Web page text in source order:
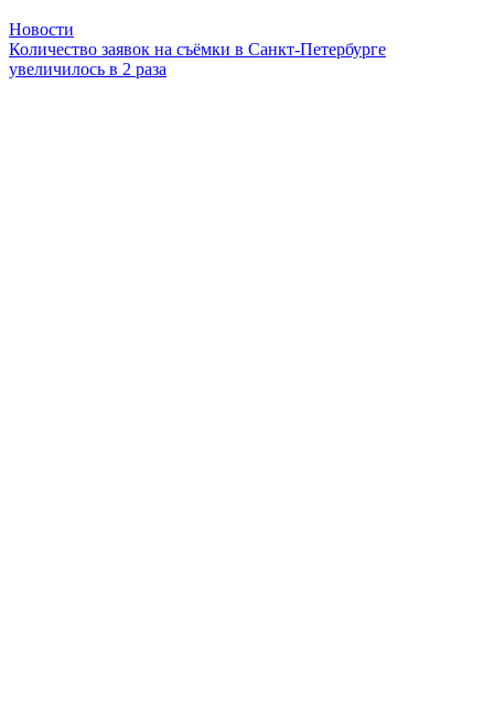
Новости
Количество заявок на съёмки в Санкт-Петербурге
увеличилось в 2 раза